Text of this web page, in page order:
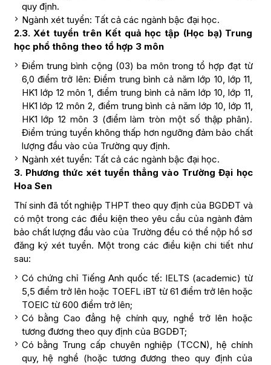
quy định.
Ngành xét tuyển: Tất cả các ngành bậc đại học.
2.3. Xét tuyển trên Kết quả học tập (Học bạ) Trung
học phổ thông theo tổ hợp 3 môn
Điểm trung bình cộng (03) ba môn trong tổ hợp đạt từ
6,0 điểm trở lên: Điểm trung bình cả năm lớp 10, lớp 11,
HK1 lớp 12 môn 1, điểm trung bình cả năm lớp 10, lớp 11,
HK1 lớp 12 môn 2, điểm trung bình cả năm lớp 10, lớp 11,
HK1 lớp 12 môn 3 (điểm làm tròn một số thập phân).
Điểm trúng tuyển không thấp hơn ngưỡng đảm bảo chất
lượng đầu vào của Trường quy định.
Ngành xét tuyển: Tất cả các ngành bậc đại học.
3. Phương thức xét tuyển thẳng vào Trường Đại học
Hoa Sen
Thí sinh đã tốt nghiệp THPT theo quy định của BGDĐT và
có một trong các điều kiện theo yêu cầu của ngành đảm
bảo chất lượng đầu vào của Trường đều có thể nộp hồ sơ
đăng ký xét tuyển. Một trong các điều kiện chi tiết như
sau:
Có chứng chỉ Tiếng Anh quốc tế: IELTS (academic) từ
5,5 điểm trở lên hoặc TOEFL iBT từ 61 điểm trở lên hoặc
TOEIC từ 600 điểm trở lên;
Có bằng Cao đẳng hệ chính quy, nghề trở lên hoặc
tương đương theo quy định của BGDĐT;
Có bằng Trung cấp chuyên nghiệp (TCCN), hệ chính
quy, hệ nghề (hoặc tương đương theo quy định của